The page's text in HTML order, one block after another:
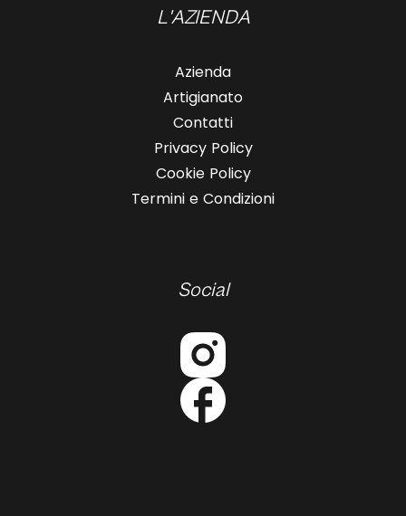
L'AZIENDA
Azienda
Artigianato
Contatti
Privacy Policy
Cookie Policy
Termini e Condizioni
Social